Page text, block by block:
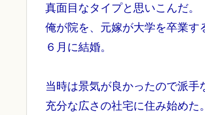
真面目なタイプと思いこんだ。
俺が院を、元嫁が大学を卒業す
６月に結婚。
当時は景気が良かったので派
充分な広さの社宅に住み始めた。